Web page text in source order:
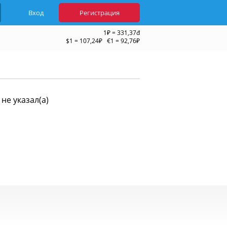
Вход Регистрация
1₽ = 331,37đ
$1 = 107,24₽ €1 = 92,76₽
указал(а)